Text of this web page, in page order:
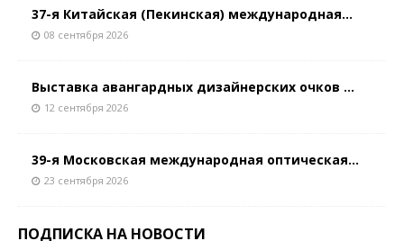
37-я Китайская (Пекинская) международная...
08 сентября 2026
Выставка авангардных дизайнерских очков ...
12 сентября 2026
39-я Московская международная оптическая...
23 сентября 2026
ПОДПИСКА НА НОВОСТИ